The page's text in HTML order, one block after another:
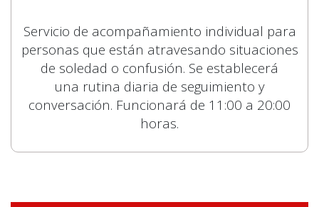
Servicio de acompañamiento individual para
personas que están atravesando situaciones
de soledad o confusión. Se establecerá
una rutina diaria de seguimiento y
conversación. Funcionará de 11:00 a 20:00
horas.